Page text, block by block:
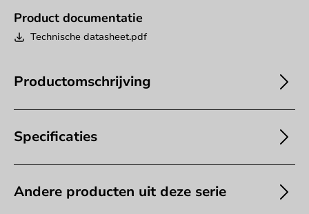
Product documentatie
Technische datasheet.pdf
Productomschrijving
Specificaties
Andere producten uit deze serie